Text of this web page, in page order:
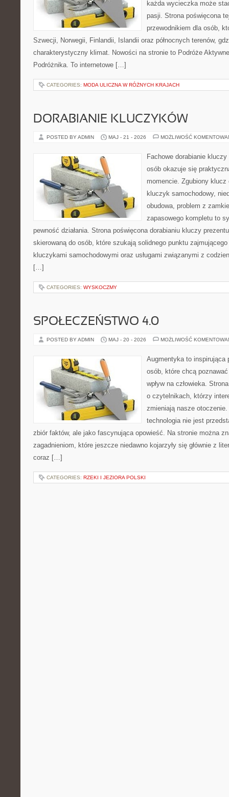
każda wycieczka może
pasji. Strona poświęcona
przewodnikiem dla osób,
Szwecji, Norwegii, Finlandii, Islandii oraz północnych terenów,
charakterystyczny klimat. Nowości na stronie to Podróże
Podróżnika. To internetowe […]
CATEGORIES: MODA ULICZNA W RÓŻNYCH KRAJACH
DORABIANIE KLUCZYKÓW
POSTED BY ADMIN MAJ - 21 - 2026 MOŻLIWOŚĆ
Fachowe dorabianie
osób okazuje się
momencie. Zgubiony
kluczyk samochodowy,
obudowa, problem z
zapasowego kompletu to
pewność działania. Strona poświęcona dorabianiu kluczy
skierowaną do osób, które szukają solidnego punktu
kluczykami samochodowymi oraz usługami związanymi z
[…]
CATEGORIES: WYSKOCZMY
SPOŁECZEŃSTWO 4.0
POSTED BY ADMIN MAJ - 20 - 2026 MOŻLIWOŚĆ
Augmentyka to inspirująca
osób, które chcą
wpływ na człowieka.
o czytelnikach, którzy
zmieniają nasze
technologia nie jest
zbiór faktów, ale jako fascynująca opowieść. Na stronie można
zagadnieniom, które jeszcze niedawno kojarzyły się głównie z
coraz […]
CATEGORIES: RZEKI I JEZIORA POLSKI